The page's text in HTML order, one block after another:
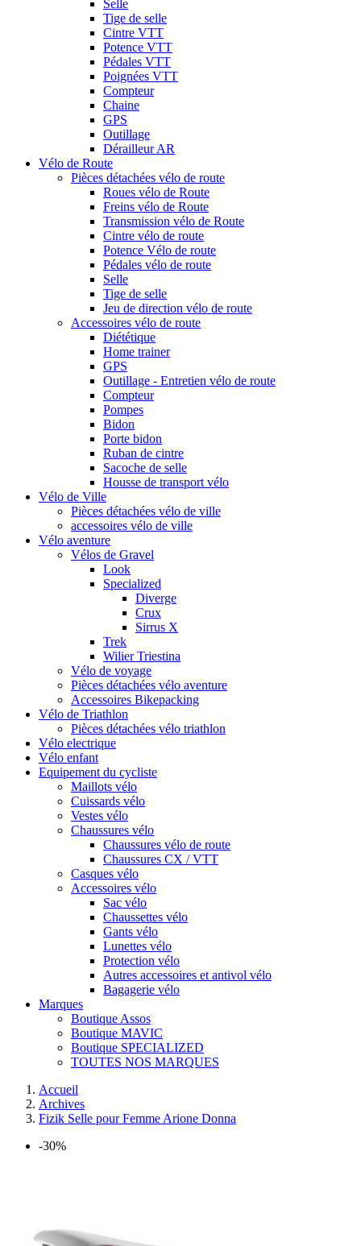
Selle
Tige de selle
Cintre VTT
Potence VTT
Pédales VTT
Poignées VTT
Compteur
Chaine
GPS
Outillage
Dérailleur AR
Vélo de Route
Pièces détachées vélo de route
Roues vélo de Route
Freins vélo de Route
Transmission vélo de Route
Cintre vélo de route
Potence Vélo de route
Pédales vélo de route
Selle
Tige de selle
Jeu de direction vélo de route
Accessoires vélo de route
Diététique
Home trainer
GPS
Outillage - Entretien vélo de route
Compteur
Pompes
Bidon
Porte bidon
Ruban de cintre
Sacoche de selle
Housse de transport vélo
Vélo de Ville
Pièces détachées vélo de ville
accessoires vélo de ville
Vélo aventure
Vélos de Gravel
Look
Specialized
Diverge
Crux
Sirrus X
Trek
Wilier Triestina
Vélo de voyage
Pièces détachées vélo aventure
Accessoires Bikepacking
Vélo de Triathlon
Pièces détachées vélo triathlon
Vélo electrique
Vélo enfant
Equipement du cycliste
Maillots vélo
Cuissards vélo
Vestes vélo
Chaussures vélo
Chaussures vélo de route
Chaussures CX / VTT
Casques vélo
Accessoires vélo
Sac vélo
Chaussettes vélo
Gants vélo
Lunettes vélo
Protection vélo
Autres accessoires et antivol vélo
Bagagerie vélo
Marques
Boutique Assos
Boutique MAVIC
Boutique SPECIALIZED
TOUTES NOS MARQUES
Accueil
Archives
Fizik Selle pour Femme Arione Donna
-30%